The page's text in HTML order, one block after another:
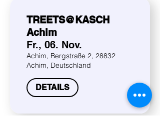
TREETS@KASCH
Achim
Fr., 06. Nov.
Achim, Bergstraße 2, 28832
Achim, Deutschland
DETAILS